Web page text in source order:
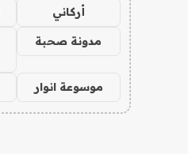
أركاني
مدونة صحبة
موسوعة انوار